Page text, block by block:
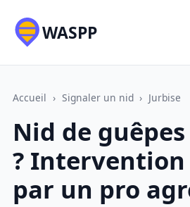
WASPP
Accueil › Signaler un nid › Jurbise
Nid de
?
par un pro